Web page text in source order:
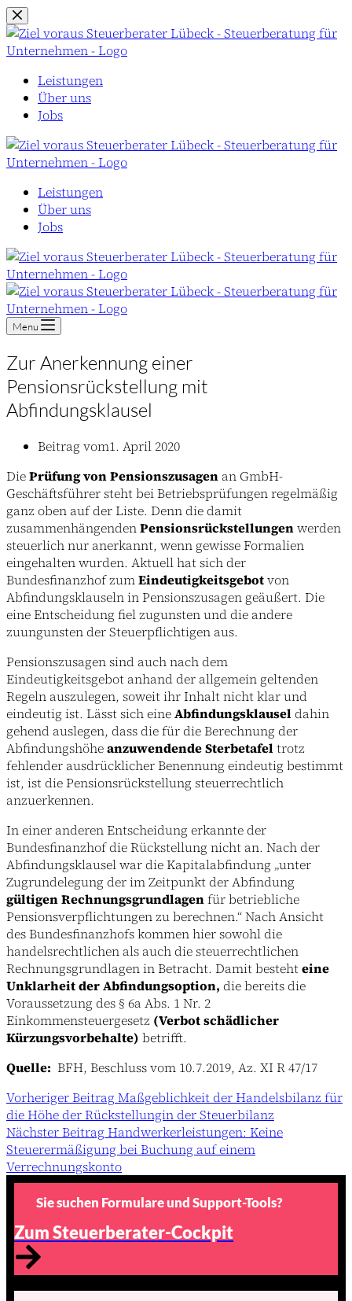
Zum
Inhalt
springen
Leistungen
Über uns
Jobs
Leistungen
Über uns
Jobs
Menu
Zur Anerkennung einer
Pensionsrückstellung mit
Abfindungsklausel
Beitrag vom1. April 2020
DiePrüfung von Pensionszusagen an GmbH-
Geschäftsführer steht bei Betriebsprüfungen regelmäßig
ganz oben auf der Liste. Denn die damit
zusammenhängendenPensionsrückstellungenwerden
steuerlich nur anerkannt, wenn gewisse Formalien
eingehalten wurden. Aktuell hat sich der
Bundesfinanzhof zumEindeutigkeitsgebotvon
Abfindungsklauseln in Pensionszusagen geäußert. Die
eine Entscheidung fiel zugunsten und die andere
zuungunsten der Steuerpflichtigen aus.
Pensionszusagen sind auch nach dem
Eindeutigkeitsgebot anhand der allgemein geltenden
Regeln auszulegen, soweit ihr Inhalt nicht klar und
eindeutig ist. Lässt sich eineAbfindungsklausel dahin
gehend auslegen, dass die für die Berechnung der
Abfindungshöheanzuwendende Sterbetafeltrotz
fehlender ausdrücklicher Benennung eindeutig bestimmt
ist, ist die Pensionsrückstellung steuerrechtlich
anzuerkennen.
In einer anderen Entscheidung erkannte der
Bundesfinanzhof die Rückstellung nicht an. Nach der
Abfindungsklausel war die Kapitalabfindung „unter
Zugrundelegung der im Zeitpunkt der Abfindung
gültigen Rechnungsgrundlagenfür betriebliche
Pensionsverpflichtungen zu berechnen.“ Nach Ansicht
des Bundesfinanzhofs kommen hier sowohl die
handelsrechtlichen als auch die steuerrechtlichen
Rechnungsgrundlagen in Betracht. Damit bestehteine
Unklarheit der Abfindungsoption, die bereits die
Voraussetzung des § 6a Abs. 1 Nr. 2
Einkommensteuergesetz (Verbot schädlicher
Kürzungsvorbehalte) betrifft.
Quelle: BFH, Beschluss vom 10.7.2019, Az. XI R 47/17
VorherigerBeitragMaßgeblichkeit der Handelsbilanz für
die Höhe der Rückstellungin der Steuerbilanz
NächsterBeitragHandwerkerleistungen: Keine
Steuerermäßigung bei Buchung auf einem
Verrechnungskonto
Sie suchen Formulare und Support-Tools?
Zum Steuerberater-Cockpit